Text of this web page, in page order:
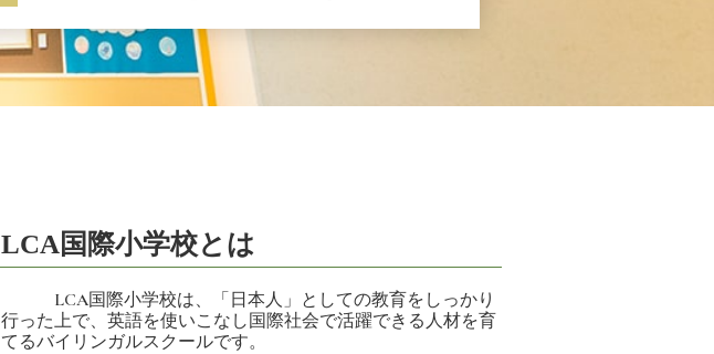
LCA国際小学校とは
LCA国際小学校は、「日本人」としての教育をしっかり
行った上で、英語を使いこなし国際社会で活躍できる人材を育
てるバイリンガルスクールです。